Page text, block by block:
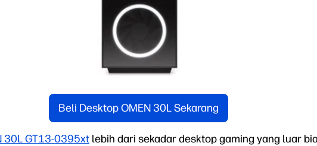
Beli Desktop OMEN 30L Sekarang
30L GT13-0395xt lebih dari sekadar desktop gaming yang luar